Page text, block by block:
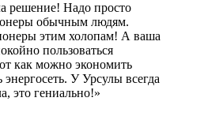
решение! Надо просто
обычным людям.
этим холопам! А ваша
пользоваться
как можно экономить
У Урсулы всегда
это гениально!»